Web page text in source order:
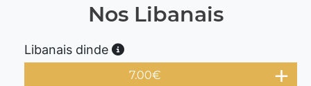
Nos Libanais
Libanais dinde
7.00€